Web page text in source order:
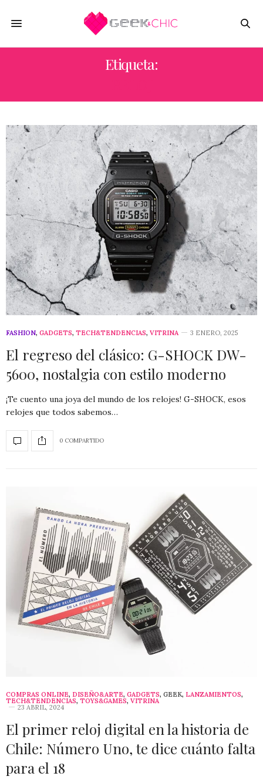
Etiqueta:
FASHION, GADGETS, TECH&TENDENCIAS, VITRINA 3 ENERO, 2025
El regreso del clásico: G-SHOCK DW-
5600, nostalgia con estilo moderno
¡Te cuento una joya del mundo de los relojes! G-SHOCK, esos
relojes que todos sabemos…
0 COMPARTIDO
COMPRAS ONLINE, DISEÑO&ARTE, GADGETS, GEEK, LANZAMIENTOS,
TECH&TENDENCIAS, TOYS&GAMES, VITRINA
23 ABRIL, 2024
El primer reloj digital en la historia de
Chile: Número Uno, te dice cuánto falta
para el 18